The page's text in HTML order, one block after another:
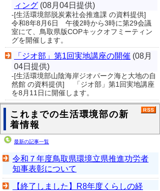
ィング (08月04日提供)
-[生活環境部脱炭素社会推進課 の資料提供]
令和8年8月6日 午後2時から3時に第29会議
室にて、鳥取県版COPキックオフミーティン
グを開催します。
「ジオ部」第1回実地講座の開催 (08月
04日提供)
-[生活環境部山陰海岸ジオパーク海と大地の自
然館 の資料提供] 「ジオ部」第1回実地講座
を8月11日に開催します。
これまでの生活環境部の新
着情報
最新の記事一覧
令和７年度鳥取県環境立県推進功労者
知事表彰について
【終了しました】R8年度くらしの経